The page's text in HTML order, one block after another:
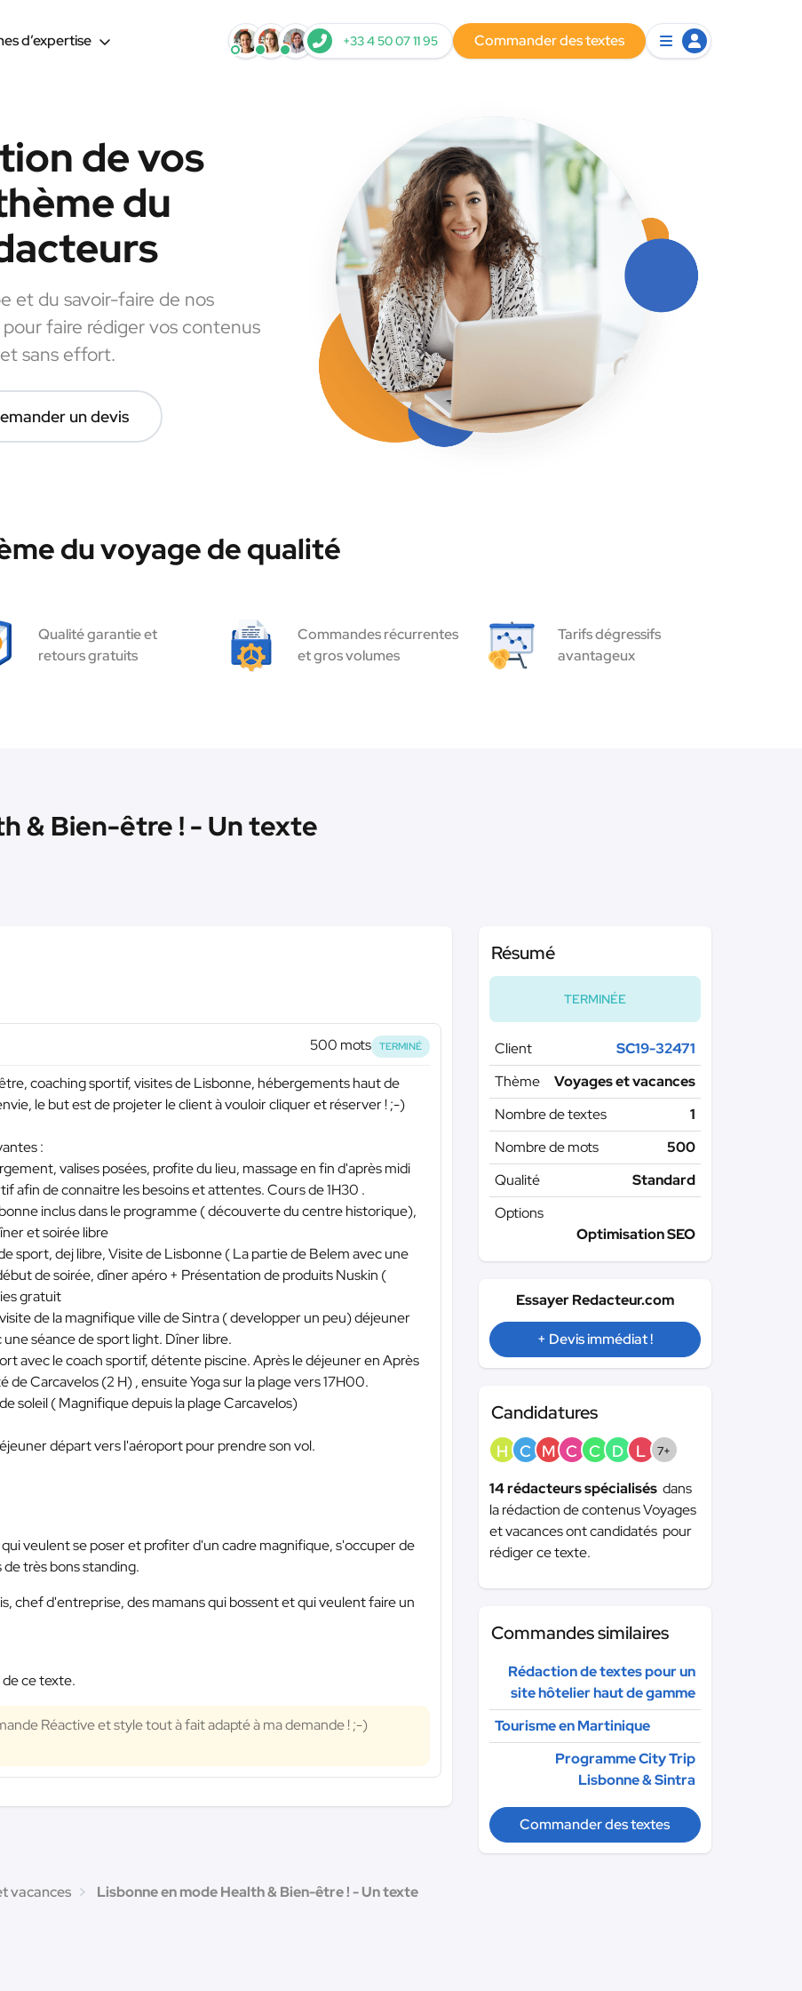
d’expertise +33 4 50 07 11 95 Commander des textes
de vos
du
et du savoir-faire de nos
faire rédiger vos contenus
sans effort.
un devis
du voyage de qualité
Qualité garantie et
retours gratuits
Commandes récurrentes
et gros volumes
Tarifs dégressifs
avantageux
& Bien-être ! - Un texte
500 mots TERMINÉ
coaching sportif, visites de Lisbonne, hébergements haut de
le but est de projeter le client à vouloir cliquer et réserver ! ;-)
:
valises posées, profite du lieu, massage en fin d'après midi
afin de connaitre les besoins et attentes. Cours de 1H30 .
inclus dans le programme ( découverte du centre historique),
et soirée libre
sport, dej libre, Visite de Lisbonne ( La partie de Belem avec une
de soirée, dîner apéro + Présentation de produits Nuskin (
gratuit
visite de la magnifique ville de Sintra ( developper un peu) déjeuner
séance de sport light. Dîner libre.
avec le coach sportif, détente piscine. Après le déjeuner en Après
Carcavelos (2 H) , ensuite Yoga sur la plage vers 17H00.
soleil ( Magnifique depuis la plage Carcavelos)
départ vers l'aéroport pour prendre son vol.
veulent se poser et profiter d'un cadre magnifique, s'occuper de
très bons standing.
chef d'entreprise, des mamans qui bossent et qui veulent faire un
ce texte.
Réactive et style tout à fait adapté à ma demande ! ;-)
Résumé
TERMINÉE
Client
SC19-32471
Thème
Voyages et vacances
Nombre de textes
1
Nombre de mots
500
Qualité
Standard
Options
Optimisation SEO
Essayer Redacteur.com
+ Devis immédiat !
Candidatures
H C M C C D L 7+
14 rédacteurs spécialisés dans
la rédaction de contenus Voyages
et vacances ont candidatés pour
rédiger ce texte.
Commandes similaires
Rédaction de textes pour un
site hôtelier haut de gamme
Tourisme en Martinique
Programme City Trip
Lisbonne & Sintra
Commander des textes
vacances Lisbonne en mode Health & Bien-être ! - Un texte